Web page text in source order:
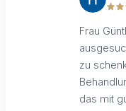
Frau
zu
das mit